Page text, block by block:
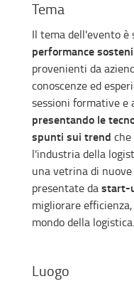
Tema
Il tema dell'evento è
performance
provenienti da
conoscenze ed
sessioni formative e
presentando le
spunti sui trend
l'industria della
una vetrina di
presentate dastart-
migliorare
mondo della logistica.
Luogo